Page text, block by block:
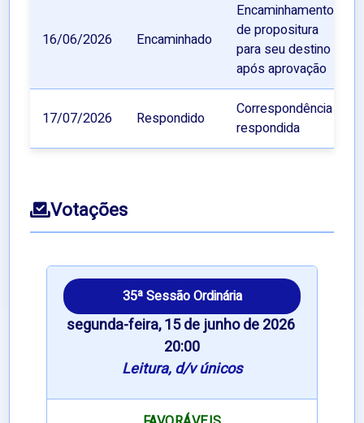
16/06/2026 Encaminhado
Encaminhamento
de propositura
para seu destino
após aprovação
17/07/2026 Respondido
Correspondência
respondida
Votações
35ª Sessão Ordinária
segunda-feira, 15 de junho de 2026
20:00
Leitura, d/v únicos